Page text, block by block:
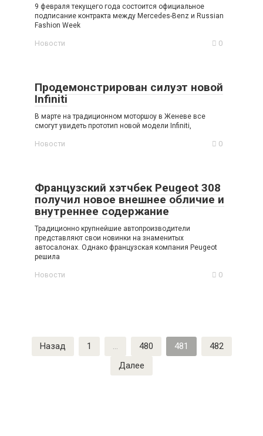
9 февраля текущего года состоится официальное
подписание контракта между Mercedes-Benz и Russian
Fashion Week
Новости 0
Продемонстрирован силуэт новой
Infiniti
В марте на традиционном моторшоу в Женеве все
смогут увидеть прототип новой модели Infiniti,
Новости 0
Французский хэтчбек Peugeot 308
получил новое внешнее обличие и
внутреннее содержание
Традиционно крупнейшие автопроизводители
представляют свои новинки на знаменитых
автосалонах. Однако французская компания Peugeot
решила
Новости 0
Пагинация
записей
Назад 1 … 480 481
482
Далее